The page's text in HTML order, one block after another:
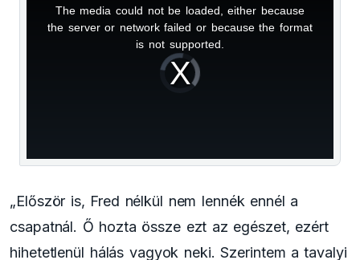
Video
Player
loading.
The media could not be loaded, either because
the server or network failed or because the format
is not supported.
„Először is, Fred nélkül nem lennék ennél a
csapatnál. Ő hozta össze ezt az egészet, ezért
hihetetlenül hálás vagyok neki. Szerintem a tavalyi